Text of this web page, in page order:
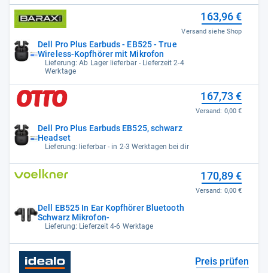
Dell Pro Plus Earbuds - EB525 - True
Wireless-Kopfhörer mit Mikrofon
Lieferung: Ab Lager lieferbar - Lieferzeit 2-4
Werktage
163,96 €
Versand siehe Shop
Dell Pro Plus Earbuds EB525, schwarz
Headset
Lieferung: lieferbar - in 2-3 Werktagen bei dir
167,73 €
Versand: 0,00 €
Dell EB525 In Ear Kopfhörer Bluetooth
Schwarz Mikrofon-
Lieferung: Lieferzeit 4-6 Werktage
170,89 €
Versand: 0,00 €
Preis prüfen